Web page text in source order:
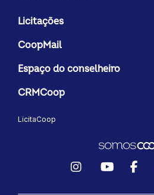
Licitações
CoopMail
Espaço do conselheiro
CRMCoop
LicitaCoop